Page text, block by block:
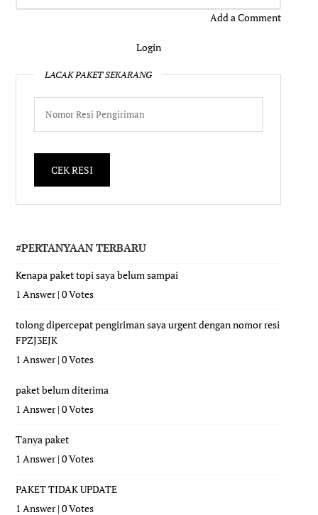
Add a Comment
Login
LACAK PAKET SEKARANG
#PERTANYAAN TERBARU
Kenapa paket topi saya belum sampai
1 Answer|0 Votes
tolong dipercepat pengiriman saya urgent dengan nomor resi
FPZJ3EJK
1 Answer|0 Votes
paket belum diterima
1 Answer|0 Votes
Tanya paket
1 Answer|0 Votes
PAKET TIDAK UPDATE
1 Answer|0 Votes